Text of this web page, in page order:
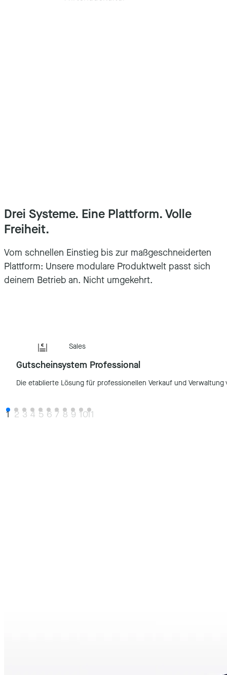
Drei Systeme. Eine Plattform. Volle
Freiheit.
Vom schnellen Einstieg bis zur maßgeschneiderten
Plattform: Unsere modulare Produktwelt passt sich
deinem Betrieb an. Nicht umgekehrt.
Sales
Gutscheinsystem Professional
Die etablierte Lösung für professionellen Verkauf und Verwaltung
1 2 3 4 5 6 7 8 9 1011